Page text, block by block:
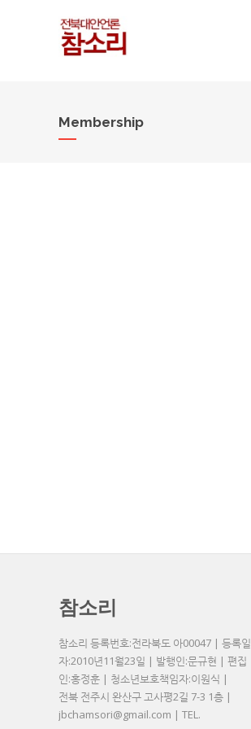
Membership
참소리
참소리 등록번호:전라북도 아00047 | 등록일
자:2010년11월23일 | 발행인:문규현 | 편집
인:홍정훈 | 청소년보호책임자:이원식 |
전북 전주시 완산구 고사평2길 7-3 1층 |
jbchamsori@gmail.com | TEL.